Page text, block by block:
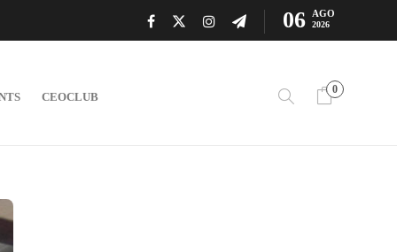
06 AGO
2026
CEOCLUB
0